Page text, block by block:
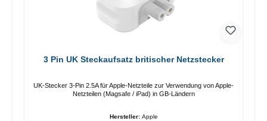
3 Pin UK Steckaufsatz britischer Netzstecker
UK-Stecker 3-Pin 2.5A für Apple-Netzteile zur Verwendung von Apple-
Netzteilen (Magsafe / iPad) in GB-Ländern
Hersteller: Apple